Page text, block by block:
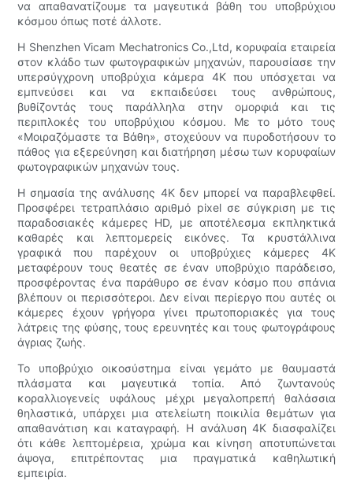
να απαθανατίζουμε τα μαγευτικά βάθη του υποβρύχιου
κόσμου όπως ποτέ άλλοτε.
Η Shenzhen Vicam Mechatronics Co.,Ltd, κορυφαία εταιρεία
στον κλάδο των φωτογραφικών μηχανών, παρουσίασε την
υπερσύγχρονη υποβρύχια κάμερα 4K που υπόσχεται να
εμπνεύσει και να εκπαιδεύσει τους ανθρώπους,
βυθίζοντάς τους παράλληλα στην ομορφιά και τις
περιπλοκές του υποβρύχιου κόσμου. Με το μότο τους
«Μοιραζόμαστε τα Βάθη», στοχεύουν να πυροδοτήσουν το
πάθος για εξερεύνηση και διατήρηση μέσω των κορυφαίων
φωτογραφικών μηχανών τους.
Η σημασία της ανάλυσης 4K δεν μπορεί να παραβλεφθεί.
Προσφέρει τετραπλάσιο αριθμό pixel σε σύγκριση με τις
παραδοσιακές κάμερες HD, με αποτέλεσμα εκπληκτικά
καθαρές και λεπτομερείς εικόνες. Τα κρυστάλλινα
γραφικά που παρέχουν οι υποβρύχιες κάμερες 4K
μεταφέρουν τους θεατές σε έναν υποβρύχιο παράδεισο,
προσφέροντας ένα παράθυρο σε έναν κόσμο που σπάνια
βλέπουν οι περισσότεροι. Δεν είναι περίεργο που αυτές οι
κάμερες έχουν γρήγορα γίνει πρωτοποριακές για τους
λάτρεις της φύσης, τους ερευνητές και τους φωτογράφους
άγριας ζωής.
Το υποβρύχιο οικοσύστημα είναι γεμάτο με θαυμαστά
πλάσματα και μαγευτικά τοπία. Από ζωντανούς
κοραλλιογενείς υφάλους μέχρι μεγαλοπρεπή θαλάσσια
θηλαστικά, υπάρχει μια ατελείωτη ποικιλία θεμάτων για
απαθανάτιση και καταγραφή. Η ανάλυση 4K διασφαλίζει
ότι κάθε λεπτομέρεια, χρώμα και κίνηση αποτυπώνεται
άψογα, επιτρέποντας μια πραγματικά καθηλωτική
εμπειρία.